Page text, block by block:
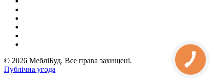
© 2026 МебліБуд. Все права захищені.
Публічна угода